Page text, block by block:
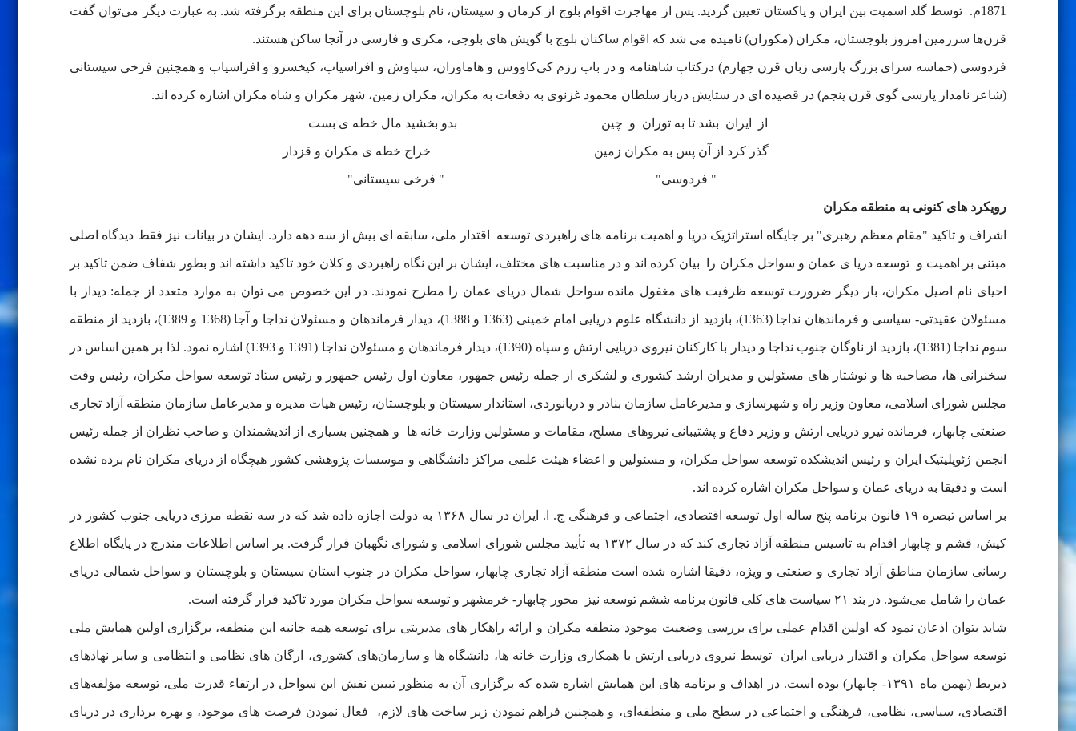
1871م. توسط گلد اسميت بين ايران و پاكستان تعيين گرديد. پس از مهاجرت اقوام بلوچ از کرمان و سیستان، نام بلوچستان برای این منطقه برگرفته شد. به عبارت دیگر می‌توان گفت
قرن‌ها سرزمین امروز بلوچستان، مکران (مکوران) نامیده می شد که اقوام ساکنان بلوچ با گویش های بلوچی، مکری و فارسی در آنجا ساکن هستند.
فردوسی (حماسه سرای بزرگ پارسی زبان قرن چهارم) درکتاب شاهنامه و در باب رزم کی‌کاووس و هاماوران، سیاوش و افراسیاب، کیخسرو و افراسیاب و همچنین فرخی سیستانی
(شاعر نامدار پارسی گوی قرن پنجم) در قصیده ای در ستایش دربار سلطان محمود غزنوی به دفعات به مکران، مکران زمین، شهر مکران و شاه مکران اشاره کرده اند.
از ایران بشد تا به توران و چین بدو بخشید مال خطه ی بست
گذر کرد از آن پس به مکران زمین خراج خطه ی مکران و قزدار
" فردوسی" " فرخی سیستانی"
رویکرد های کنونی به منطقه مکران
اشراف و تاکید "مقام معظم رهبری" بر جایگاه استراتژیک دریا و اهمیت برنامه های راهبردی توسعه اقتدار ملی، سابقه ای بیش از سه دهه دارد. ایشان در بیانات نیز فقط دیدگاه اصلی
مبتنی بر اهمیت و توسعه دریا ی عمان و سواحل مکران را بیان کرده اند و در مناسبت های مختلف، ایشان بر این نگاه راهبردی و کلان خود تاکید داشته اند و بطور شفاف ضمن تاکید بر
احیای نام اصیل مکران، بار دیگر ضرورت توسعه ظرفیت های مغفول مانده سواحل شمال دریای عمان را مطرح نمودند. در این خصوص می توان به موارد متعدد از جمله: دیدار با
مسئولان عقیدتى- سیاسى و فرماندهان نداجا (1363)، بازدید از دانشگاه علوم دریایى امام خمینی (1363 و 1388)، دیدار فرماندهان و مسئولان نداجا و آجا (1368 و 1389)، بازدید از منطقه
سوم نداجا (1381)، بازدید از ناوگان جنوب نداجا و دیدار با کارکنان نیروی دریایی ارتش و سپاه (1390)، دیدار فرماندهان و مسئولان نداجا (1391 و 1393) اشاره نمود. لذا بر همین اساس در
سخنرانی ها، مصاحبه ها و نوشتار های مسئولین و مدیران ارشد کشوری و لشکری از جمله رئیس جمهور، معاون اول رئیس جمهور و رئیس ستاد توسعه سواحل مکران، رئیس وقت
مجلس شورای اسلامی، معاون وزیر راه و شهرسازی و مدیرعامل سازمان بنادر و دریانوردی، استاندار سیستان و بلوچستان، رئیس هیات مدیره و مدیرعامل سازمان منطقه آزاد تجاری
صنعتی چابهار، فرمانده نیرو دریایی ارتش و وزیر دفاع و پشتیبانی نیروهای مسلح، مقامات و مسئولین وزارت خانه ها و همچنین بسیاری از اندیشمندان و صاحب نظران از جمله رئیس
انجمن ژئوپلیتیک ایران و رئیس اندیشکده توسعه سواحل مکران، و مسئولین و اعضاء هیئت علمی مراکز دانشگاهی و موسسات پژوهشی کشور هیچگاه از دریای مکران نام برده نشده
است و دقیقا به دریای عمان و سواحل مكران اشاره کرده اند.
بر اساس تبصره ۱۹ قانون برنامه پنج ساله اول توسعه اقتصادی، اجتماعی و فرهنگی ج. ا. ایران در سال ۱۳۶۸ به دولت اجازه داده شد که در سه نقطه مرزی دریایی جنوب کشور در
کیش، قشم و چابهار اقدام به تاسیس منطقه آزاد تجاری کند که در سال ۱۳۷۲ به تأیید مجلس شورای اسلامی و شورای نگهبان قرار گرفت. بر اساس اطلاعات مندرج در پایگاه اطلاع
رسانی سازمان مناطق آزاد تجاری و صنعتی و ویژه، دقیقا اشاره شده است منطقه آزاد تجاری چابهار، سواحل مکران در جنوب استان سیستان و بلوچستان و سواحل شمالی دریای
عمان را شامل می‌شود. در بند ۲۱ سیاست های کلی قانون برنامه ششم توسعه نیز محور چابهار- خرمشهر و توسعه سواحل مکران مورد تاکید قرار گرفته است.
شاید بتوان اذعان نمود که اولین اقدام عملی برای بررسی وضعیت موجود منطقه مکران و ارائه راهکار های مدیریتی برای توسعه همه جانبه این منطقه، برگزاری اولین همایش ملی
توسعه سواحل مکران و اقتدار دریایی ایران توسط نیروی دریایی ارتش با همکاری وزارت خانه ها، دانشگاه ها و سازمان‌های کشوری، ارگان های نظامی و انتظامی و سایر نهادهای
ذیربط (بهمن ماه ۱۳۹۱- چابهار) بوده است. در اهداف و برنامه های این همایش اشاره شده که برگزاری آن به منظور تبیین نقش این سواحل در ارتقاء قدرت ملی، توسعه مؤلفه‌های
اقتصادی، سیاسی، نظامی، فرهنگی و اجتماعی در سطح ملی و منطقه‌ای، و همچنین فراهم نمودن زیر ساخت های لازم، فعال نمودن فرصت های موجود، و بهره‏ برداری در دریای